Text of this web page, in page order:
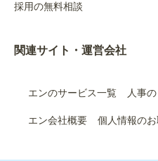
採用の無料相談
関連サイト・運営会社
エンのサービス一覧 人事
エン会社概要 個人情報の